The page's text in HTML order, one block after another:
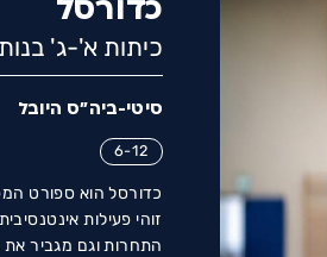
כדורסל
כיתות א'-ג' בנות
סיטי-ביה״ס היובל
6-12
כדורסל הוא ספורט
זוהי פעילות
התחרות וגם מגביר